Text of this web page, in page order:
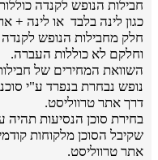
חבילות הנופש לקנדה
כגון לינה בלבד או לינה +
חלק מחבילות הנופש
וחלקם לא כוללות העברה.
השוואת המחירים של
נופש נבחרת בנפרד ע"י
דרך אתר טרווליסט.
בחירת סוכן הנסיעות תהיה
שקיבל הסוכן מלקוחות
אתר טרווליסט.